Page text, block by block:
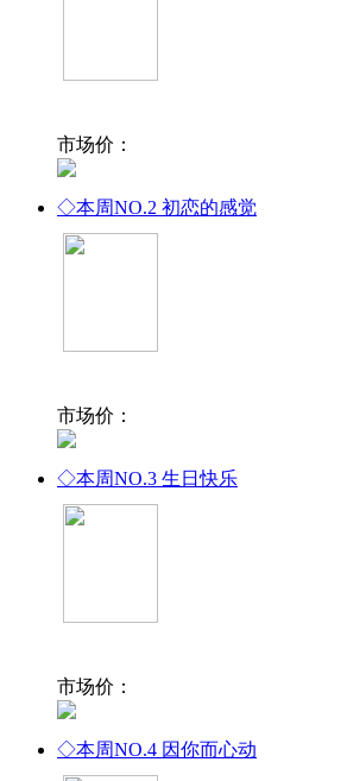
市场价：
◇本周NO.2 初恋的感觉
市场价：
◇本周NO.3 生日快乐
市场价：
◇本周NO.4 因你而心动